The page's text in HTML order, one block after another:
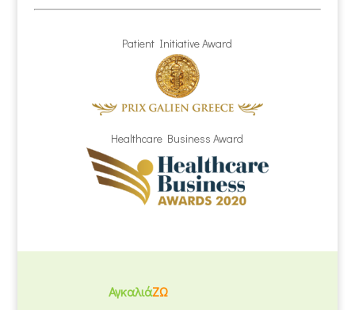
Patient Initiative Award
Healthcare Business Award
ΑγκαλιάΖΩ